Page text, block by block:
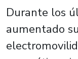
Durante los
aumentado